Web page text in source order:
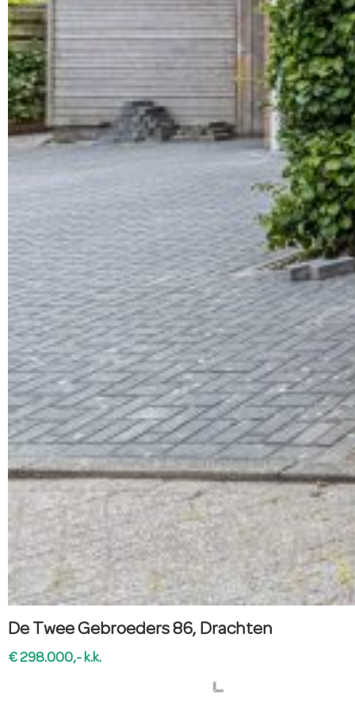
De Twee Gebroeders 86, Drachten
€ 298.000,- k.k.